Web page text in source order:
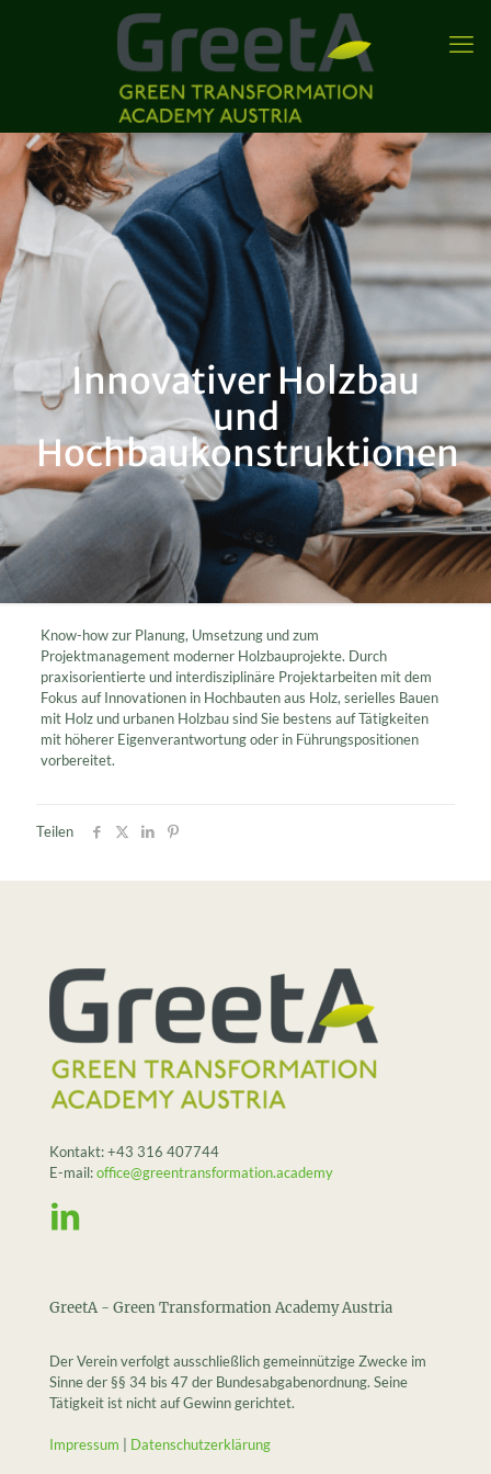
Innovativer Holzbau
und
Hochbaukonstruktionen
Know-how zur Planung, Umsetzung und zum
Projektmanagement moderner Holzbauprojekte. Durch
praxisorientierte und interdisziplinäre Projektarbeiten mit dem
Fokus auf Innovationen in Hochbauten aus Holz, serielles Bauen
mit Holz und urbanen Holzbau sind Sie bestens auf Tätigkeiten
mit höherer Eigenverantwortung oder in Führungspositionen
vorbereitet.
Teilen
Kontakt:+43 316 407744
E-mail:office@greentransformation.academy
GreetA - Green Transformation Academy Austria
Der Verein verfolgt ausschließlich gemeinnützige Zwecke im
Sinne der §§ 34 bis 47 der Bundesabgabenordnung. Seine
Tätigkeit ist nicht auf Gewinn gerichtet.
Impressum Datenschutzerklärung